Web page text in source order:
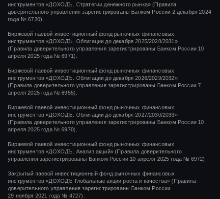
инструментов «ДОХОДЪ. Стратегии денежного рынка» (Правила
доверительного управления зарегистрированы Банком России 2 декабря 2024
года № 6720).
Биржевой паевой инвестиционный фонд рыночных финансовых
инструментов «ДОХОДЪ. Облигации до декабря 2025/2028/2031»
(Правила доверительного управления зарегистрированы Банком России 10
апреля 2025 года № 6971).
Биржевой паевой инвестиционный фонд рыночных финансовых
инструментов «ДОХОДЪ. Облигации до декабря 2026/2029/2032»
(Правила доверительного управления зарегистрированы Банком России 7
апреля 2025 года № 6955).
Биржевой паевой инвестиционный фонд рыночных финансовых
инструментов «ДОХОДЪ. Облигации до декабря 2027/2030/2033»
(Правила доверительного управления зарегистрированы Банком России 10
апреля 2025 года № 6970).
Биржевой паевой инвестиционный фонд рыночных финансовых
инструментов «ДОХОДЪ. Анализ акций» (Правила доверительного
управления зарегистрированы Банком России 10 апреля 2025 года № 6972).
Закрытый паевой инвестиционный фонд рыночных финансовых
инструментов«ДОХОДЪ Глобальные акции роста и качества» (Правила
доверительного управления зарегистрированы Банком России
29 ноября 2021 года № 4727).